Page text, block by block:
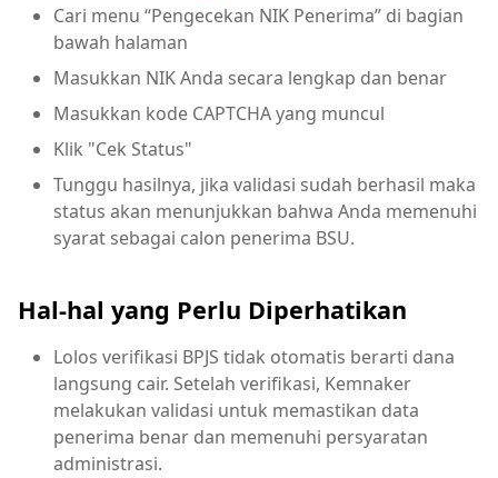
Cari menu “Pengecekan NIK Penerima” di bagian
bawah halaman
Masukkan NIK Anda secara lengkap dan benar
Masukkan kode CAPTCHA yang muncul
Klik "Cek Status"
Tunggu hasilnya, jika validasi sudah berhasil maka
status akan menunjukkan bahwa Anda memenuhi
syarat sebagai calon penerima BSU.
Hal-hal yang Perlu Diperhatikan
Lolos verifikasi BPJS tidak otomatis berarti dana
langsung cair. Setelah verifikasi, Kemnaker
melakukan validasi untuk memastikan data
penerima benar dan memenuhi persyaratan
administrasi.